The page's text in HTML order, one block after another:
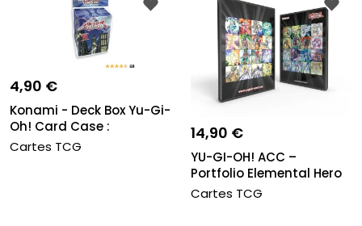
4,90 €
Konami - Deck Box Yu-Gi-
Oh! Card Case :
Elemental...
Cartes TCG
14,90 €
YU-GI-OH! ACC –
Portfolio Elemental Hero
x6
Cartes TCG